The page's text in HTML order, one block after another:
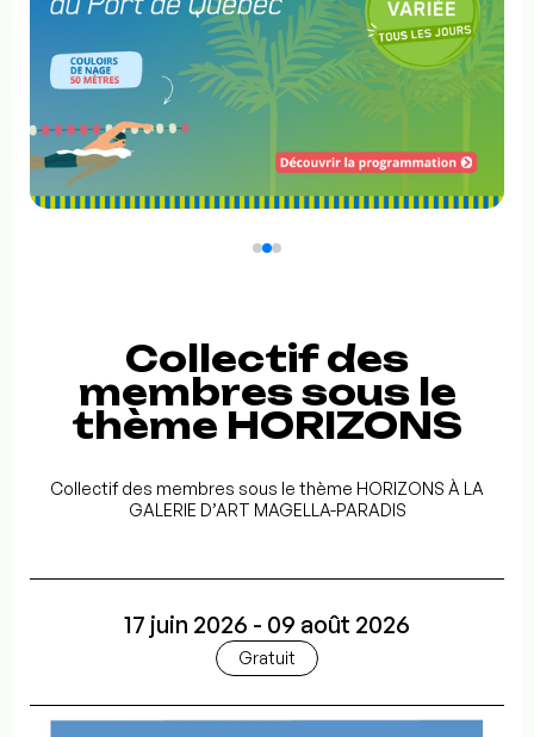
Collectif des
membres sous le
thème HORIZONS
Collectif des membres sous le thème HORIZONS À LA
GALERIE D’ART MAGELLA-PARADIS
17 juin 2026 - 09 août 2026
Gratuit